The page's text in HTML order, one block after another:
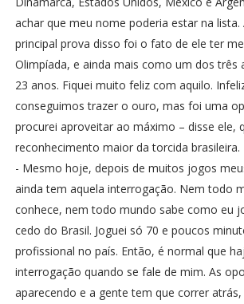
achar que meu nome poderia estar na lista.
principal prova disso foi o fato de ele ter
Olimpíada, e ainda mais como um dos três
23 anos. Fiquei muito feliz com aquilo.
conseguimos trazer o ouro, mas foi uma
procurei aproveitar ao máximo – disse ele,
reconhecimento maior da torcida brasileira.
- Mesmo hoje, depois de muitos jogos
ainda tem aquela interrogação. Nem todo
conhece, nem todo mundo sabe como eu
cedo do Brasil. Joguei só 70 e poucos
profissional no país. Então, é normal que
interrogação quando se fale de mim. As
aparecendo e a gente tem que correr